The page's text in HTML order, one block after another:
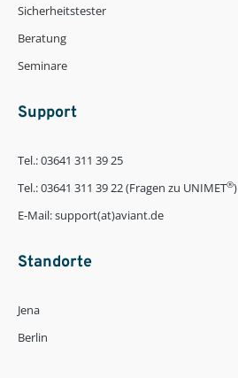
Sicherheitstester
Beratung
Seminare
Support
Tel.: 03641 311 39 25
Tel.: 03641 311 39 22 (Fragen zu UNIMET®)
E-Mail: support(at)aviant.de
Standorte
Jena
Berlin